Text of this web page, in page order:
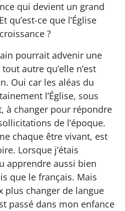
qui devient un grand
qu’est-ce que l’Église
?
pourrait advenir une
autre qu’elle n’est
Oui car les aléas du
l’Église, sous
à changer pour répondre
de l’époque.
chaque être vivant, est
Lorsque j’étais
apprendre aussi bien
que le français. Mais
plus changer de langue
passé dans mon enfance